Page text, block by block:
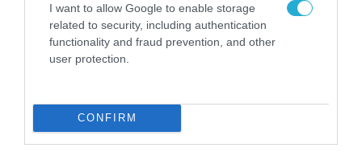
I want to allow Google to enable storage
related to security, including authentication
functionality and fraud prevention, and other
user protection.
CONFIRM
ΣΤΡΑΤΗΓΙΚΗ ΣΥΝΕΡΓΑΣΙΑ
ESET και ο Όμιλος EVC ξεκινούν
στρατηγική συνεργασία για την ενίσχυση
τομείς κυβερνοασφάλειας και ενέργειας
30.07.2026